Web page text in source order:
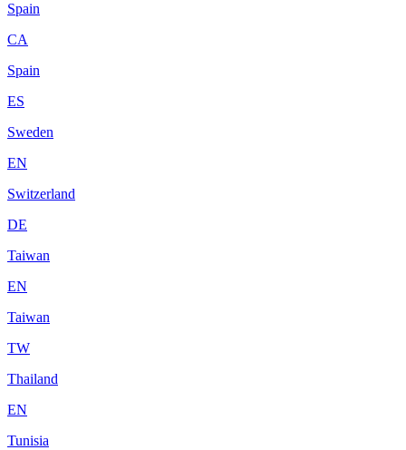
Spain
CA
Spain
ES
Sweden
EN
Switzerland
DE
Taiwan
EN
Taiwan
TW
Thailand
EN
Tunisia